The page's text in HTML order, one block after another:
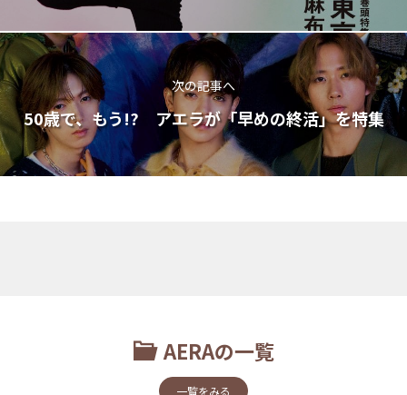
次の記事へ
50歳で、もう!? アエラが「早めの終活」を特集
AERAの一覧
一覧をみる